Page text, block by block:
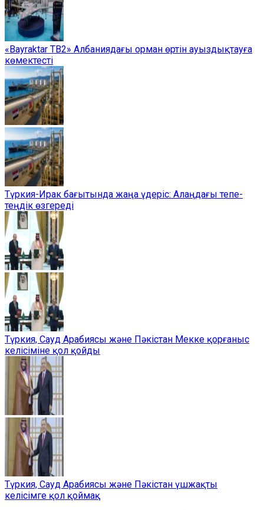
«Bayraktar TB2» Албаниядағы орман өртін ауыздықтауға
көмектесті
Түркия-Ирак бағытында жаңа үдеріс: Алаңдағы тепе-
теңдік өзгереді
Түркия, Сауд Арабиясы және Пәкістан Мекке қорғаныс
келісіміне қол қойды
Түркия, Сауд Арабиясы және Пәкістан үшжақты
келісімге қол қоймақ